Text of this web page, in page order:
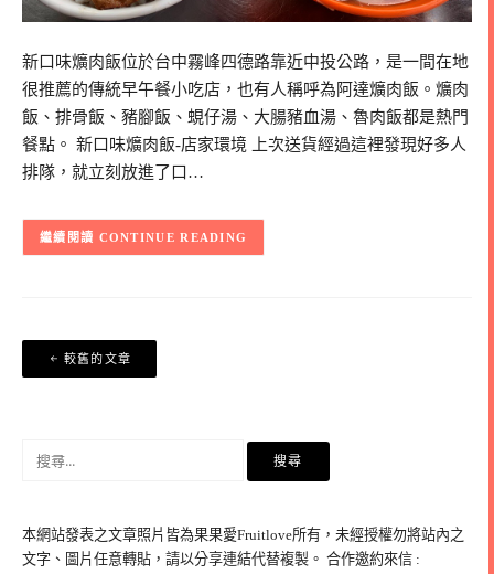
新口味爌肉飯位於台中霧峰四德路靠近中投公路，是一間在地
很推薦的傳統早午餐小吃店，也有人稱呼為阿達爌肉飯。爌肉
飯、排骨飯、豬腳飯、蜆仔湯、大腸豬血湯、魯肉飯都是熱門
餐點。 新口味爌肉飯-店家環境 上次送貨經過這裡發現好多人
排隊，就立刻放進了口…
CONTINUE READING
文
章
覽
較舊的文章
鍵
字:
本網站發表之文章照片皆為果果愛Fruitlove所有，未經授權勿將站內之
文字、圖片任意轉貼，請以分享連結代替複製。 合作邀約來信 :